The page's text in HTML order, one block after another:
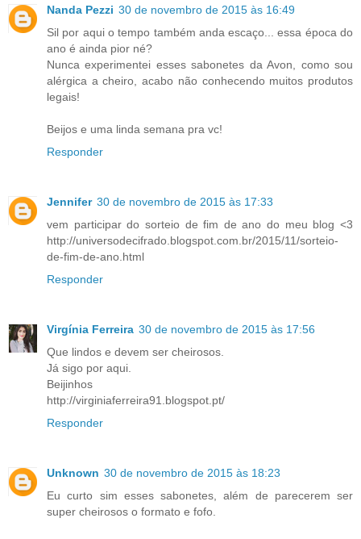
Nanda Pezzi 30 de novembro de 2015 às 16:49
Sil por aqui o tempo também anda escaço... essa época do
ano é ainda pior né?
Nunca experimentei esses sabonetes da Avon, como sou
alérgica a cheiro, acabo não conhecendo muitos produtos
legais!
Beijos e uma linda semana pra vc!
Responder
Jennifer 30 de novembro de 2015 às 17:33
vem participar do sorteio de fim de ano do meu blog <3
http://universodecifrado.blogspot.com.br/2015/11/sorteio-
de-fim-de-ano.html
Responder
Virgínia Ferreira 30 de novembro de 2015 às 17:56
Que lindos e devem ser cheirosos.
Já sigo por aqui.
Beijinhos
http://virginiaferreira91.blogspot.pt/
Responder
Unknown 30 de novembro de 2015 às 18:23
Eu curto sim esses sabonetes, além de parecerem ser
super cheirosos o formato e fofo.